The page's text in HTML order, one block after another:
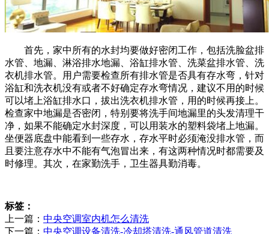
首先，家中所有的水封均要做好密闭工作，包括洗脸盆排
水管、地漏、淋浴排水地漏、浴缸排水管、洗菜盆排水管、洗
衣机排水管。用户需要检查所有排水管是否具有存水弯，针对
浴缸和洗衣机没有或者不好确定存水弯情况，建议不用的时候
可以堵上浴缸排水口，拔出洗衣机排水管，用的时候再接上。
检查家中地漏是否密闭，特别要将洗手间地漏里的头发清理干
净，如果不能确定水封深度，可以用装水的塑料袋堵上地漏。
坐便器底盘中能看到一些存水，存水平时必须淹没排水管，而
且要注意存水中不能有气泡冒出来，有这两种情况时都需要及
时修理。其次，在家勤洗手，卫生器具勤消毒。
标签：
上一篇： 中央空调室内机怎么清洗
下一篇： 中央空调设备清洗-冷却塔清洗-通风管道清洗